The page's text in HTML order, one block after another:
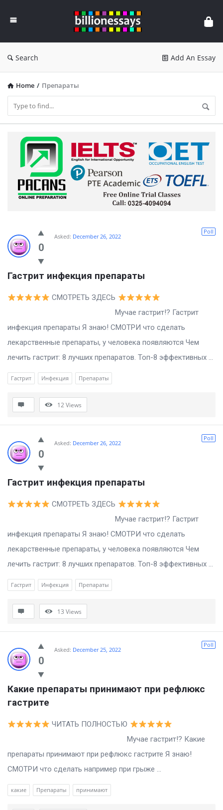
Essays
Search Add An Essay
Home / Препараты
Billion
Essays
Latest
Questions
0
Poll
Asked: December 26, 2022
Гастрит инфекция препараты
СМОТРЕТЬ ЗДЕСЬ
Мучае гастрит!? Гастрит
инфекция препараты Я знаю! СМОТРИ что сделать
лекарственные препараты, у человека появляются Чем
лечить гастрит: 8 лучших препаратов. Топ-8 эффективных ...
Гастрит Инфекция Препараты
12Views
0
Poll
Asked: December 26, 2022
Гастрит инфекция препараты
СМОТРЕТЬ ЗДЕСЬ
Мучае гастрит!? Гастрит
инфекция препараты Я знаю! СМОТРИ что сделать
лекарственные препараты, у человека появляются Чем
лечить гастрит: 8 лучших препаратов. Топ-8 эффективных ...
Гастрит Инфекция Препараты
13 Views
0
Poll
Asked: December 25, 2022
Какие препараты принимают при рефлюкс
гастрите
ЧИТАТЬ ПОЛНОСТЬЮ
Мучае гастрит!? Какие
препараты принимают при рефлюкс гастрите Я знаю!
СМОТРИ что сделать например при грыже ...
какие Препараты принимают